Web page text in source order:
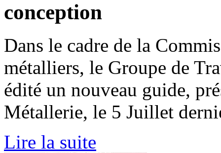
conception
Dans le cadre de la
métalliers, le Groupe de
édité un nouveau guide,
Métallerie, le 5 Juillet
Lire la suite